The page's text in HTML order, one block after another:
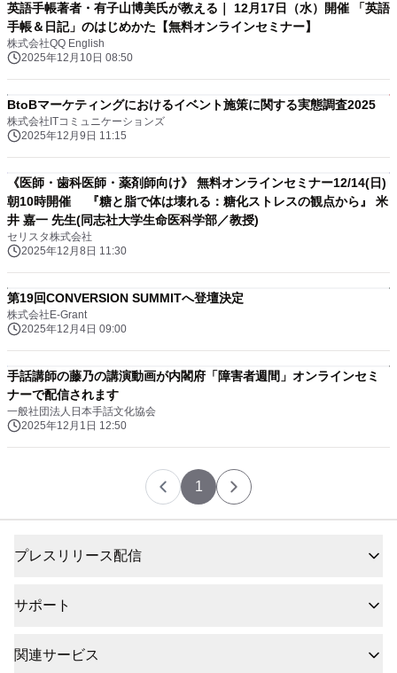
英語手帳著者・有子山博美氏が教える｜ 12月17日（水）開催 「英語
手帳＆日記」のはじめかた【無料オンラインセミナー】
株式会社QQ English
2025年12月10日 08:50
BtoBマーケティングにおけるイベント施策に関する実態調査2025
株式会社ITコミュニケーションズ
2025年12月9日 11:15
《医師・歯科医師・薬剤師向け》 無料オンラインセミナー12/14(日)
朝10時開催 『糖と脂で体は壊れる：糖化ストレスの観点から』 米
井 嘉一 先生(同志社大学生命医科学部／教授)
セリスタ株式会社
2025年12月8日 11:30
第19回CONVERSION SUMMITへ登壇決定
株式会社E-Grant
2025年12月4日 09:00
手話講師の藤乃の講演動画が内閣府「障害者週間」オンラインセミ
ナーで配信されます
一般社団法人日本手話文化協会
2025年12月1日 12:50
1
プレスリリース配信
サポート
関連サービス